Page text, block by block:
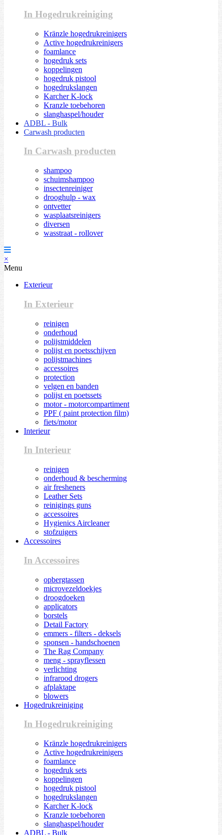
In Hogedrukreiniging
Kränzle hogedrukreinigers
Active hogedrukreinigers
foamlance
hogedruk sets
koppelingen
hogedruk pistool
hogedrukslangen
Karcher K-lock
Kranzle toebehoren
slanghaspel/houder
ADBL - Bulk
Carwash producten
In Carwash producten
shampoo
schuimshampoo
insectenreiniger
drooghulp - wax
ontvetter
wasplaatsreinigers
diversen
wasstraat - rollover
×
Menu
Exterieur
In Exterieur
reinigen
onderhoud
polijstmiddelen
polijst en poetsschijven
polijstmachines
accessoires
protection
velgen en banden
polijst en poetssets
motor - motorcompartiment
PPF ( paint protection film)
fiets/motor
Interieur
In Interieur
reinigen
onderhoud & bescherming
air fresheners
Leather Sets
reinigings guns
accessoires
Hygienics Aircleaner
stofzuigers
Accessoires
In Accessoires
opbergtassen
microvezeldoekjes
droogdoeken
applicators
borstels
Detail Factory
emmers - filters - deksels
sponsen - handschoenen
The Rag Company
meng - sprayflessen
verlichting
infrarood drogers
afplaktape
blowers
Hogedrukreiniging
In Hogedrukreiniging
Kränzle hogedrukreinigers
Active hogedrukreinigers
foamlance
hogedruk sets
koppelingen
hogedruk pistool
hogedrukslangen
Karcher K-lock
Kranzle toebehoren
slanghaspel/houder
ADBL - Bulk